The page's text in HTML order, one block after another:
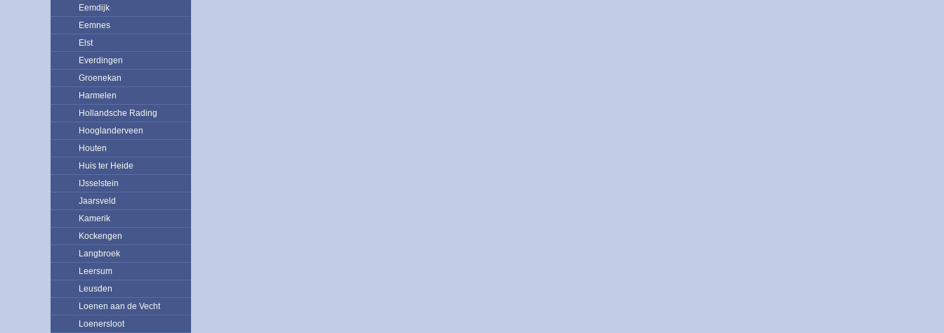
Eemdijk
Eemnes
Elst
Everdingen
Groenekan
Harmelen
Hollandsche Rading
Hooglanderveen
Houten
Huis ter Heide
IJsselstein
Jaarsveld
Kamerik
Kockengen
Langbroek
Leersum
Leusden
Loenen aan de Vecht
Loenersloot